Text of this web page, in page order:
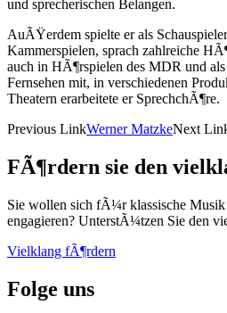
und sprecherischen Belangen.
AuÃŸerdem spielte er als
Kammerspielen, sprach zahlreiche
auch in HÃ¶rspielen des MDR und
Fernsehen mit, in verschiedenen
Theatern erarbeitete er SprechchÃ¶re.
Previous LinkWerner MatzkeNext
FÃ¶rdern sie den
Sie wollen sich fÃ¼r klassische
engagieren? UnterstÃ¼tzen Sie den
Vielklang fÃ¶rdern
Folge uns